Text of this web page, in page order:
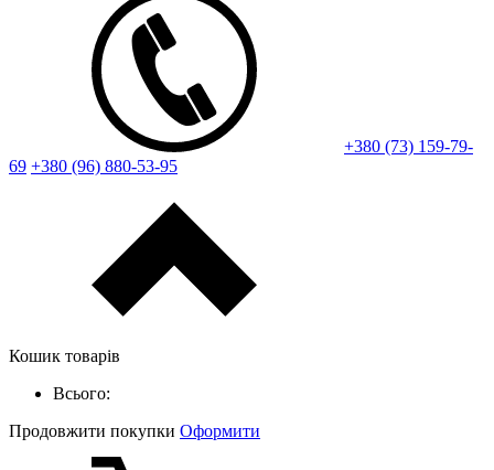
+380 (73) 159-79-
69 +380 (96) 880-53-95
Кошик товарів
Всього:
Продовжити покупки Оформити